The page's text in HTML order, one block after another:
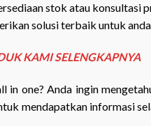
stok atau konsultasi
solusi terbaik untuk
KAMI SELENGKAPNYA
one? Anda ingin
mendapatkan informasi